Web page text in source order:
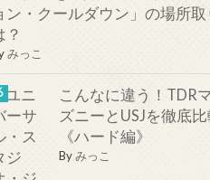
ン・クールダウン」の場所
？
みっこ
こんなに違う！TDR
ズニーとUSJを徹底
《ハード編》
Byみっこ